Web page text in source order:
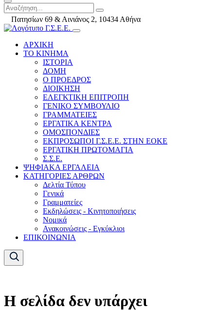
Πατησίων 69 & Αινιάνος 2, 10434 Αθήνα
ΑΡΧΙΚΗ
ΤΟ ΚΙΝΗΜΑ
ΙΣΤΟΡΙΑ
ΔΟΜΗ
Ο ΠΡΟΕΔΡΟΣ
ΔΙΟΙΚΗΣΗ
ΕΛΕΓΚΤΙΚΗ ΕΠΙΤΡΟΠΗ
ΓΕΝΙΚΟ ΣΥΜΒΟΥΛΙΟ
ΓΡΑΜΜΑΤΕΙΕΣ
ΕΡΓΑΤΙΚΑ ΚΕΝΤΡΑ
ΟΜΟΣΠΟΝΔΙΕΣ
ΕΚΠΡΟΣΩΠΟΙ Γ.Σ.Ε.Ε. ΣΤΗΝ ΕΟΚΕ
ΕΡΓΑΤΙΚΗ ΠΡΩΤΟΜΑΓΙΑ
Σ.Σ.Ε.
ΨΗΦΙΑΚΑ ΕΡΓΑΛΕΙΑ
ΚΑΤΗΓΟΡΙΕΣ ΑΡΘΡΩΝ
Δελτία Τύπου
Γενικά
Γραμματείες
Εκδηλώσεις - Κινητοποιήσεις
Νομικά
Ανακοινώσεις - Εγκύκλιοι
ΕΠΙΚΟΙΝΩΝΙΑ
Η σελίδα δεν υπάρχει